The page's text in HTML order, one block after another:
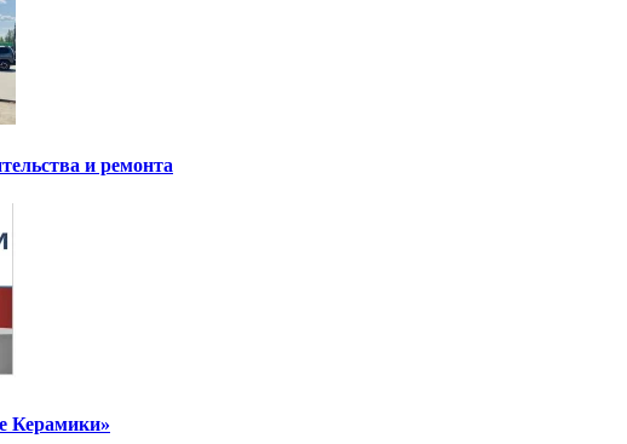
и ремонта
Керамики»